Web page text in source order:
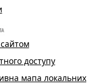
доступу
мапа локальних